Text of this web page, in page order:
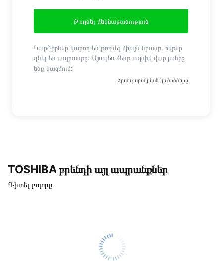
Թողնել մեկնաբանություն
Կարծիքներ կարող են թողնել միայն նրանք, ովքեր
գնել են ապրանքը: Այսպես մենք ազնիվ վարկանիշ
ենք կազմում:
Հրապարակման կանոնները
TOSHIBA բրենդի այլ ապրանքներ
Դիտել բոլորը